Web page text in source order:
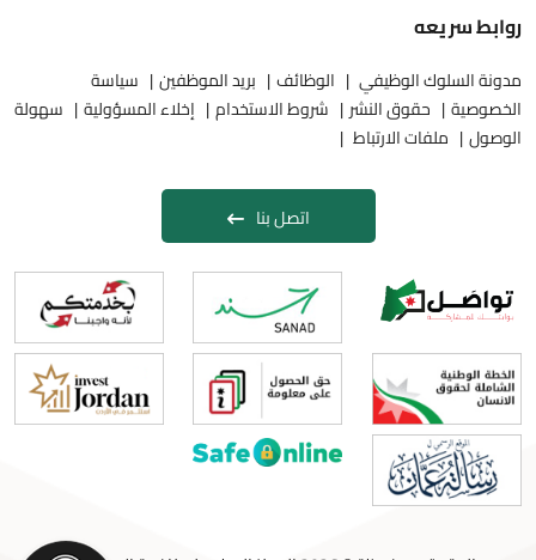
روابط سريعه
مدونة السلوك الوظيفي الوظائف بريد الموظفين
سياسة
الخصوصية
حقوق النشر شروط الاستخدام إخلاء المسؤولية
سهولة
الوصول
ملفات الارتباط
اتصل بنا